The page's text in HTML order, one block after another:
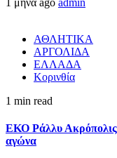
1 μήνα ago admin
ΑΘΛΗΤΙΚΑ
ΑΡΓΟΛΙΔΑ
ΕΛΛΑΔΑ
Κορινθία
1 min read
ΕΚΟ Ράλλυ Ακρόπολις
αγώνα